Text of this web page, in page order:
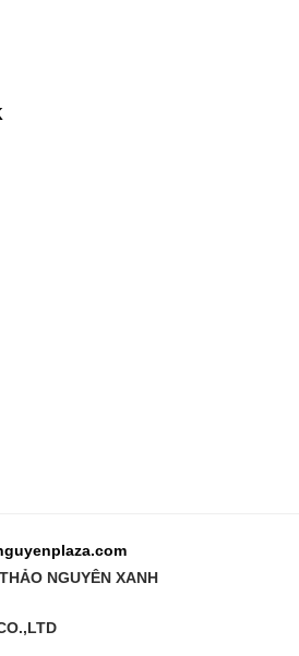
NGUYÊN XANH